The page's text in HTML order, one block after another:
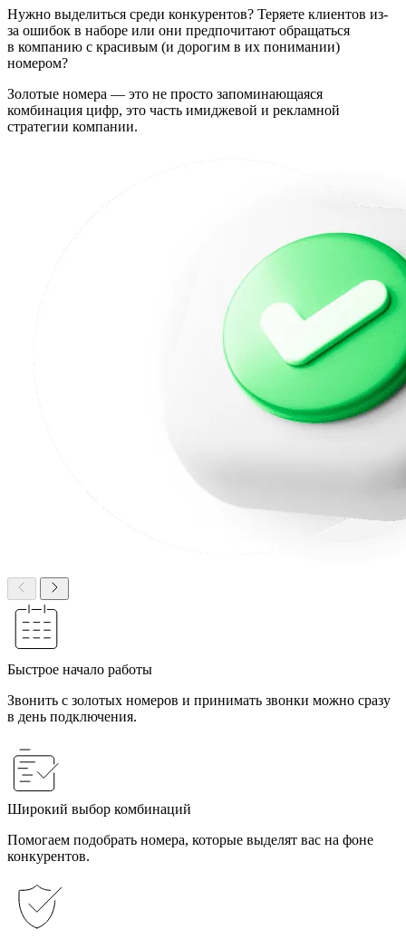
Нужно выделиться среди конкурентов? Теряете клиентов из-
за ошибок в наборе или они предпочитают обращаться
в компанию с красивым (и дорогим в их понимании)
номером?
Золотые номера — это не просто запоминающаяся
комбинация цифр, это часть имиджевой и рекламной
стратегии компании.
Быстрое начало работы
Звонить с золотых номеров и принимать звонки можно сразу
в день подключения.
Широкий выбор комбинаций
Помогаем подобрать номера, которые выделят вас на фоне
конкурентов.